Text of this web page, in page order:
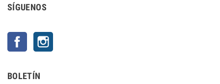
SÍGUENOS
Facebook
BOLETÍN